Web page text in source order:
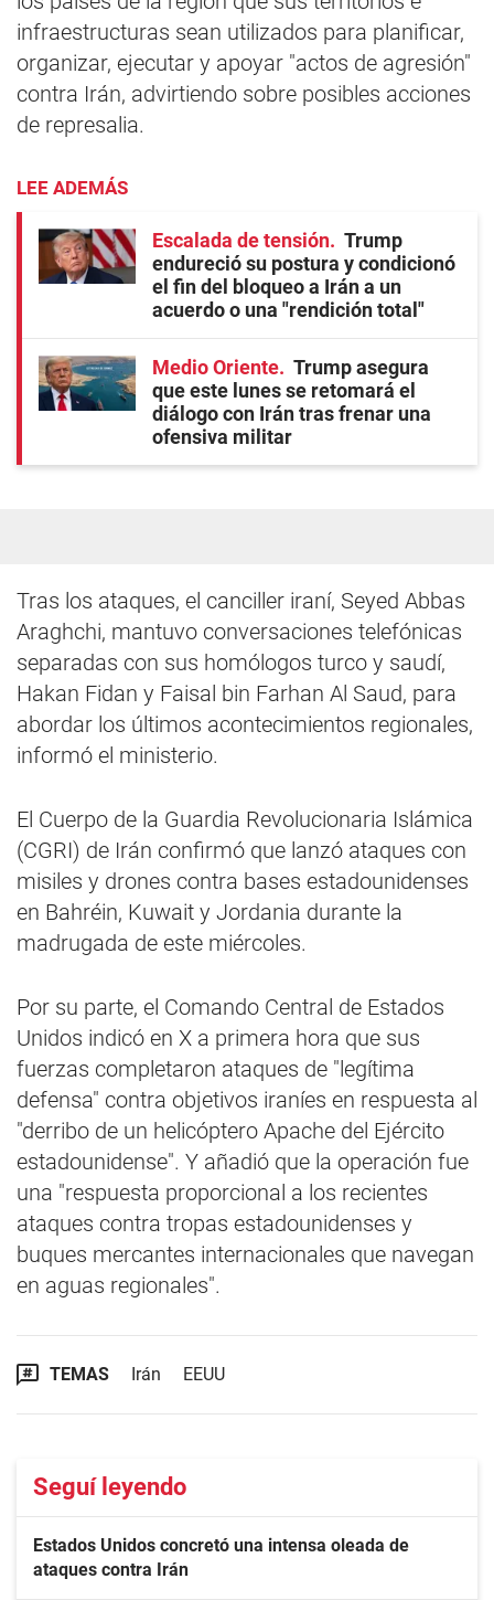
infraestructuras sean utilizados para planificar,
organizar, ejecutar y apoyar "actos de agresión"
contra Irán, advirtiendo sobre posibles acciones
de represalia.
LEE ADEMÁS
Escalada de tensión
Trump
endureció su postura y condicionó
el fin del bloqueo a Irán a un
acuerdo o una "rendición total"
Medio Oriente
Trump asegura
que este lunes se retomará el
diálogo con Irán tras frenar una
ofensiva militar
Tras los ataques, el canciller iraní, Seyed Abbas
Araghchi, mantuvo conversaciones telefónicas
separadas con sus homólogos turco y saudí,
Hakan Fidan y Faisal bin Farhan Al Saud, para
abordar los últimos acontecimientos regionales,
informó el ministerio.
El Cuerpo de la Guardia Revolucionaria Islámica
(CGRI) de Irán confirmó que lanzó ataques con
misiles y drones contra bases estadounidenses
en Bahréin, Kuwait y Jordania durante la
madrugada de este miércoles.
Por su parte, el Comando Central de Estados
Unidos indicó en X a primera hora que sus
fuerzas completaron ataques de "legítima
defensa" contra objetivos iraníes en respuesta al
"derribo de un helicóptero Apache del Ejército
estadounidense". Y añadió que la operación fue
una "respuesta proporcional a los recientes
ataques contra tropas estadounidenses y
buques mercantes internacionales que navegan
en aguas regionales".
TEMAS Irán EEUU
Seguí leyendo
Estados Unidos concretó una intensa oleada de
ataques contra Irán